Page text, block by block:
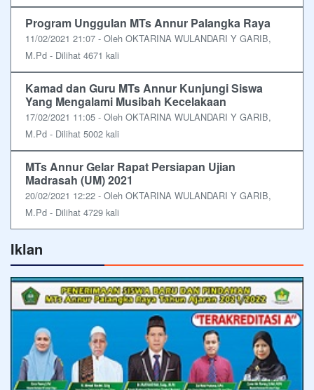
Program Unggulan MTs Annur Palangka Raya
11/02/2021 21:07 - Oleh OKTARINA WULANDARI Y GARIB,
M.Pd - Dilihat 4671 kali
Kamad dan Guru MTs Annur Kunjungi Siswa
Yang Mengalami Musibah Kecelakaan
17/02/2021 11:05 - Oleh OKTARINA WULANDARI Y GARIB,
M.Pd - Dilihat 5002 kali
MTs Annur Gelar Rapat Persiapan Ujian
Madrasah (UM) 2021
20/02/2021 12:22 - Oleh OKTARINA WULANDARI Y GARIB,
M.Pd - Dilihat 4729 kali
Iklan